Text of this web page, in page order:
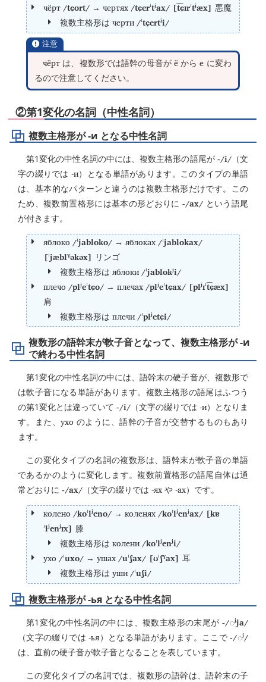
чёрт/tɕort/→ чертях/tɕerˈtʲax/ [t͡ɕɪrˈtʲæx] 悪魔
複数主格形は черти/ˈtɕertʲi/
注意
чёрт は、複数形では語幹の母音が ёからе に変わ
るので注意してください。
②第1変化の名詞（中性名詞）
複数主格形が -и となる中性名詞
第1変化の中性名詞の中には、複数主格形の語尾が -/i/（文
字の綴りでは-и）となる単語があります。このタイプの単語
は、基本的なパターンと違うのは複数主格形だけです。この
ため、複数前置格形には基本の形どおりに-/ax/ という語尾
が付きます。
яблоко /ˈjabloko/→ яблоках/ˈjablokax/
[ˈjæblˠəkəx] リンゴ
複数主格形は яблоки/ˈjablokʲi/
плечо /plʲeˈtɕo/→ плечах/plʲeˈtɕax/ [plʲɪˈt͡ɕæx]
肩
複数主格形は плечи/ˈplʲetɕi/
複数形の語幹末が軟子音となって、複数主格形が -и
で終わる中性名詞
第1変化の中性名詞の中には、語幹末の硬子音が、複数形で
は軟子音になる単語があります。複数主格形の語尾はふつう
の第1変化とは違っていて -/i/ （文字の綴りでは -и）となりま
す。また、ухо のように、語幹の子音が交替するものもあり
ます。
この変化タイプの名詞の複数形は、語幹末が軟子音の単語
であるかのように変化します。複数前置格形の語尾自体は通
常どおりに -/ax/ （文字の綴りでは -ях や -ах）です。
колено /koˈlʲeno/→ коленях/koˈlʲenʲax/ [kɐ
ˈlʲenʲɪx] 膝
複数主格形は колени/koˈlʲenʲi/
ухо /ˈuxo/→ ушах/uˈʃax/ [ʊˈʃˠax] 耳
複数主格形は уши/ˈuʃi/
複数主格形が -ья となる中性名詞
第1変化の中性名詞の中には、複数主格形の末尾が-/◌ʲja/
（文字の綴りでは-ья）となる単語があります。ここで-/◌ʲ/
は、直前の硬子音が軟子音となることを表しています。
この変化タイプの名詞では、複数形の語幹は、語幹末の子